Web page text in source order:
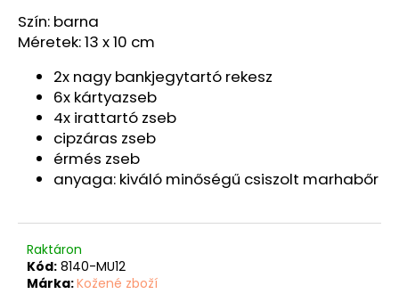
csillag.
Szín: barna
Méretek: 13 x 10 cm
2x nagy bankjegytartó rekesz
6x kártyazseb
4x irattartó zseb
cipzáras zseb
érmés zseb
anyaga: kiváló minőségű csiszolt marhabőr
Raktáron
Kód: 8140-MU12
Márka:Kožené zboží
u
k
BŐRÖV
"JAWA"
Ft9
527